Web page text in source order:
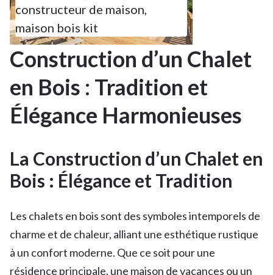
constructeur de maison
maison bois kit
Construction d’un Chalet
en Bois : Tradition et
Élégance Harmonieuses
La Construction d’un Chalet en
Bois : Élégance et Tradition
Les chalets en bois sont des symboles intemporels de
charme et de chaleur, alliant une esthétique rustique
à un confort moderne. Que ce soit pour une
résidence principale, une maison de vacances ou un